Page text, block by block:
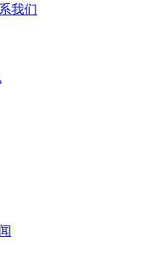
我们